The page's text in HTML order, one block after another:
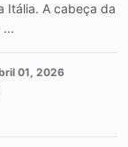
Itália. A cabeça da
...
01, 2026